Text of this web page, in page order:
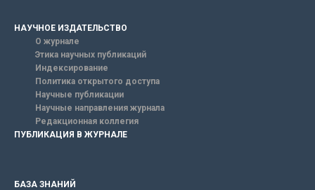
НАУЧНОЕ ИЗДАТЕЛЬСТВО
О журнале
Этика научных публикаций
Индексирование
Политика открытого доступа
Научные публикации
Научные направления журнала
Редакционная коллегия
ПУБЛИКАЦИЯ В ЖУРНАЛЕ
БАЗА ЗНАНИЙ